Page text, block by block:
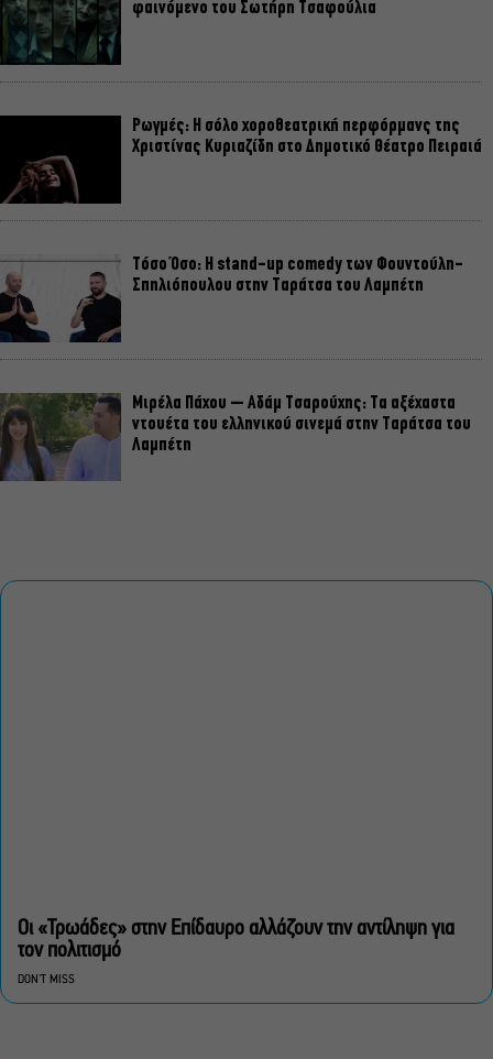
φαινόμενο του Σωτήρη Τσαφούλια
Ρωγμές: Η σόλο χοροθεατρική περφόρμανς της
Χριστίνας Κυριαζίδη στο Δημοτικό Θέατρο Πειραιά
Τόσο Όσο: Η stand-up comedy των Φουντούλη-
Σπηλιόπουλου στην Ταράτσα του Λαμπέτη
Μιρέλα Πάχου – Αδάμ Τσαρούχης: Τα αξέχαστα
ντουέτα του ελληνικού σινεμά στην Ταράτσα του
Λαμπέτη
Οι «Τρωάδες» στην Επίδαυρο αλλάζουν την αντίληψη για
τον πολιτισμό
DON'T MISS